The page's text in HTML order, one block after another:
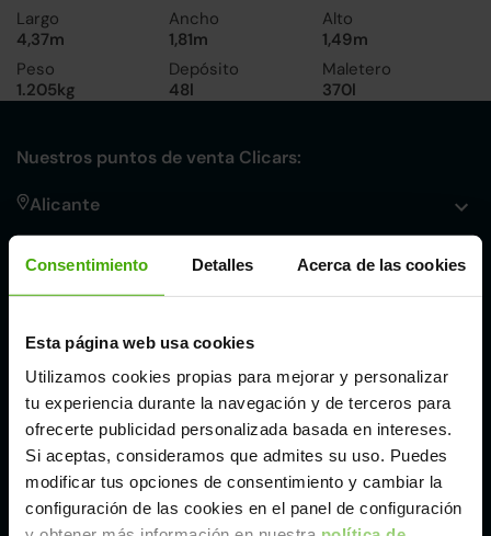
Consentimiento Detalles Acerca de las cookies
Esta página web usa cookies
Utilizamos cookies propias para mejorar y personalizar
tu experiencia durante la navegación y de terceros para
ofrecerte publicidad personalizada basada en intereses.
Si aceptas, consideramos que admites su uso. Puedes
modificar tus opciones de consentimiento y cambiar la
configuración de las cookies en el panel de configuración
Largo
4,37m
Ancho
1,81m
Alto
1,49m
Peso
1.205kg
Depósito
48l
Maletero
370l
Nuestros puntos de venta Clicars:
Alicante
Córdoba
Madrid
Málaga
Valencia